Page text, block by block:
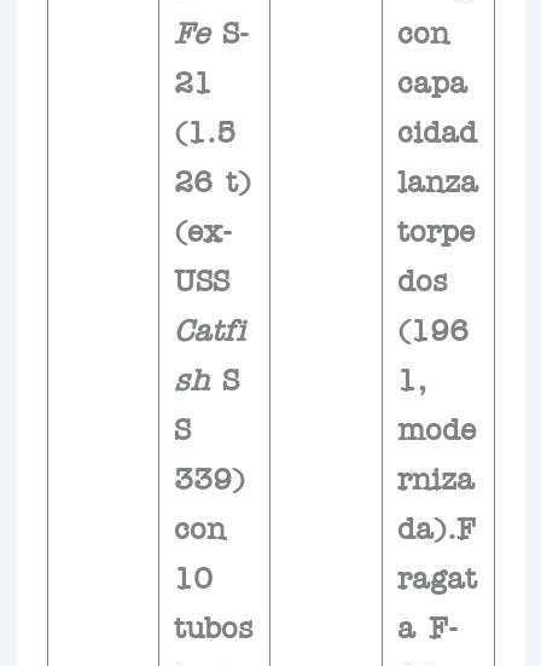
FeS-
21
(1.5
26 t)
(ex-
USS
Catfi
shS
S
339)
con
10
tubos
con
capa
cidad
lanza
torpe
dos
(196
1,
mode
rniza
da).F
ragat
a F-